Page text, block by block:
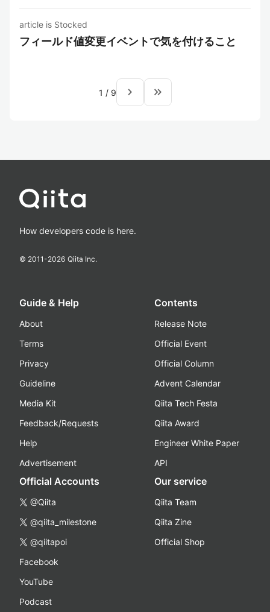
article is Stocked
フィールド値変更イベントで気を付けること
1 / 9 navigate_next keyboard_double_arrow_right
How developers code is here.
© 2011-2026 Qiita Inc.
Guide & Help
About
Terms
Privacy
Guideline
Media Kit
Feedback/Requests
Help
Advertisement
Contents
Release Note
Official Event
Official Column
Advent Calendar
Qiita Tech Festa
Qiita Award
Engineer White Paper
API
Official Accounts
@Qiita
@qiita_milestone
@qiitapoi
Facebook
YouTube
Podcast
Our service
Qiita Team
Qiita Zine
Official Shop